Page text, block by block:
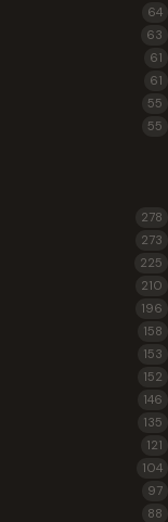
64
63
61
61
55
55
278
273
225
210
196
158
153
152
146
135
121
104
97
88